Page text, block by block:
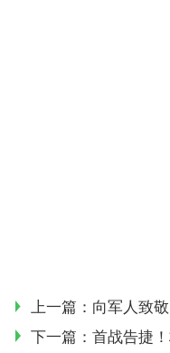
上一篇： 向军人致敬！刘
下一篇： 首战告捷！林高